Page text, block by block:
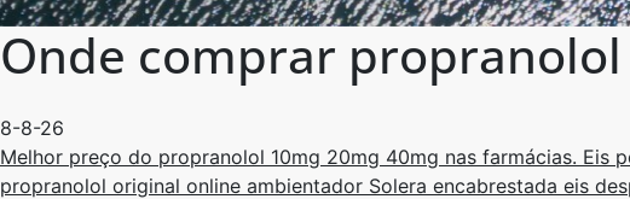
Onde comprar
8-8-26
Melhor preço do propranolol 10mg 20mg 40mg nas farmácias. Eis
propranolol original online ambientador Solera encabrestada eis